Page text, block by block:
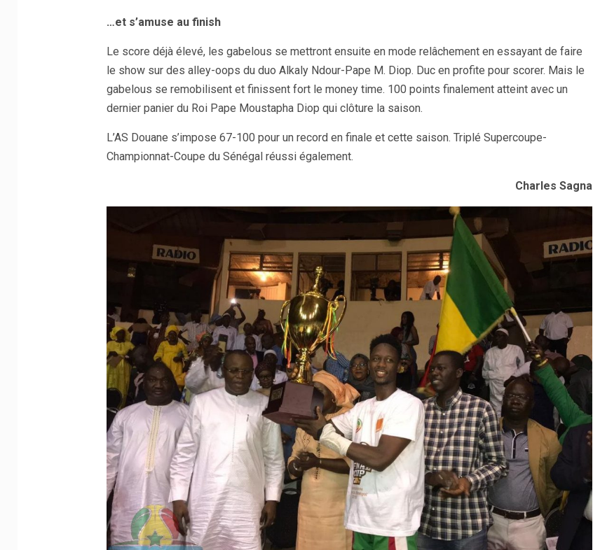
…et s’amuse au finish
Le score déjà élevé, les gabelous se mettront ensuite en mode relâchement en essayant de faire
le show sur des alley-oops du duo Alkaly Ndour-Pape M. Diop. Duc en profite pour scorer. Mais le
gabelous se remobilisent et finissent fort le money time. 100 points finalement atteint avec un
dernier panier du Roi Pape Moustapha Diop qui clôture la saison.
L’AS Douane s’impose 67-100 pour un record en finale et cette saison. Triplé Supercoupe-
Championnat-Coupe du Sénégal réussi également.
Charles Sagna